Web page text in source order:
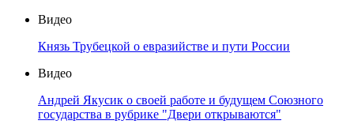
Видео
Князь Трубецкой о евразийстве и пути России
Видео
Андрей Якусик о своей работе и будущем Союзного
государства в рубрике "Двери открываются"